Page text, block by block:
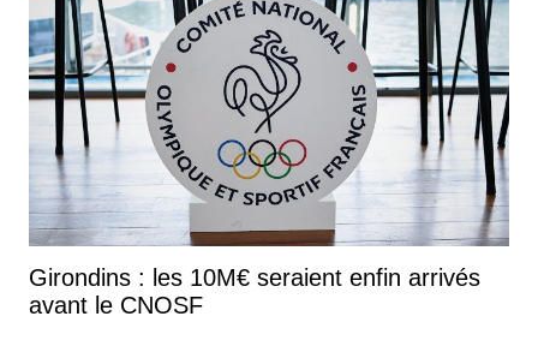
Girondins : les 10M€ seraient enfin arrivés
avant le CNOSF